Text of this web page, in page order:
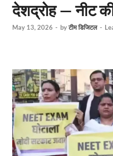
देशद्रोह — नीट की
May 13, 2026 - byटीम डिजिटल -